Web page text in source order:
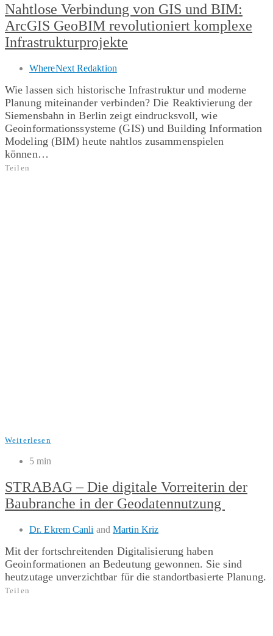
Nahtlose Verbindung von GIS und BIM:
ArcGIS GeoBIM revolutioniert komplexe
Infrastrukturprojekte
WhereNext Redaktion
Wie lassen sich historische Infrastruktur und moderne
Planung miteinander verbinden? Die Reaktivierung der
Siemensbahn in Berlin zeigt eindrucksvoll, wie
Geoinformationssysteme (GIS) und Building Information
Modeling (BIM) heute nahtlos zusammenspielen
können…
Teilen
Weiterlesen
5 min
STRABAG – Die digitale Vorreiterin der
Baubranche in der Geodatennutzung
Dr. Ekrem Canli and Martin Kriz
Mit der fortschreitenden Digitalisierung haben
Geoinformationen an Bedeutung gewonnen. Sie sind
heutzutage unverzichtbar für die standortbasierte Planung.
Teilen